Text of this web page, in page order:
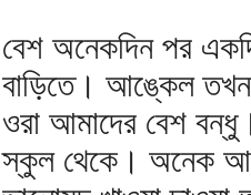
বেশ অনেকদিন পর
বাড়িতে। আঙ্কেল তখন
ওরা আমাদের বেশ
স্কুল থেকে। অনেক